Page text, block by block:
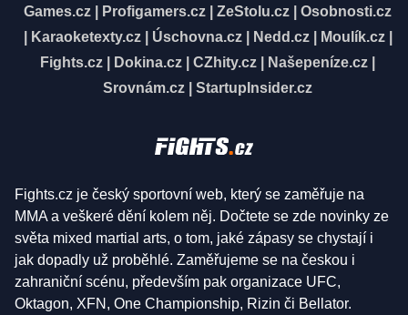
Games.cz
Profigamers.cz ZeStolu.cz
Osobnosti.cz
Karaoketexty.cz| Úschovna.cz| Nedd.cz| Moulík.cz|
Fights.cz
Dokina.cz CZhity.cz Našepeníze.cz
Srovnám.cz
StartupInsider.cz
Fights.cz je český sportovní web, který se zaměřuje na
MMA a veškeré dění kolem něj. Dočtete se zde novinky ze
světa mixed martial arts, o tom, jaké zápasy se chystají i
jak dopadly už proběhlé. Zaměřujeme se na českou i
zahraniční scénu, především pak organizace UFC,
Oktagon, XFN, One Championship, Rizin či Bellator.